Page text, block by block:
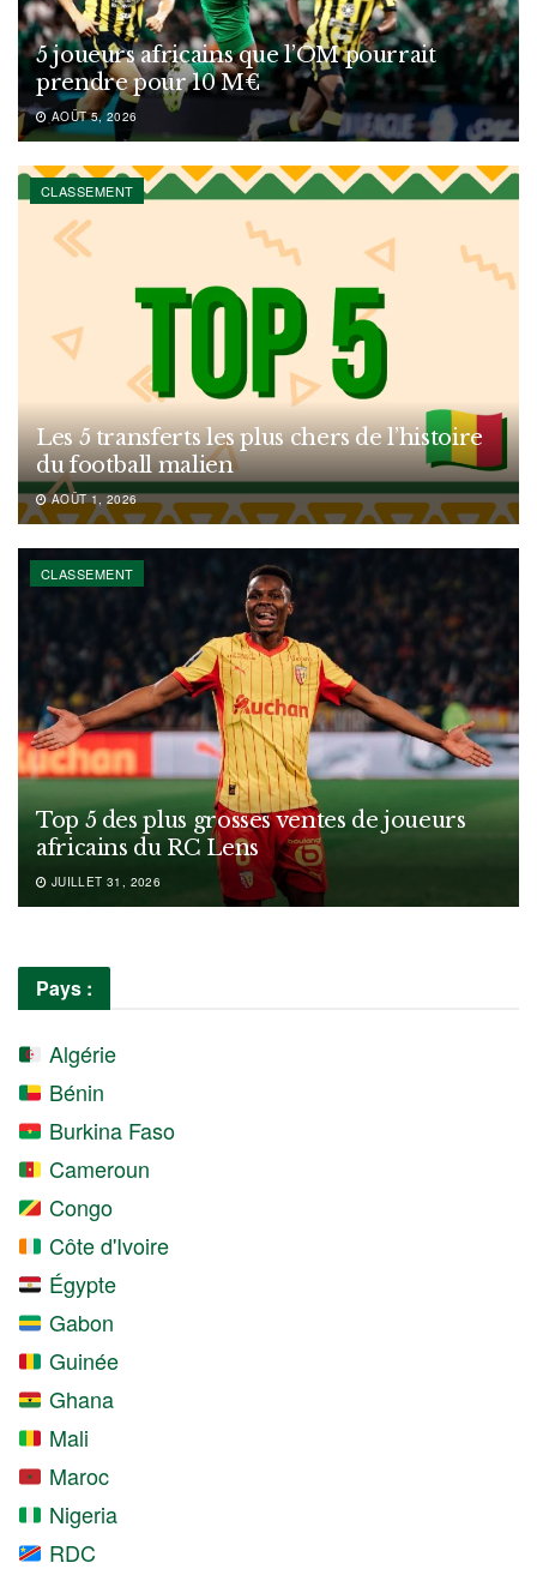
5 joueurs africains que l’OM pourrait
prendre pour 10 M€
AOÛT 5, 2026
CLASSEMENT
Les 5 transferts les plus chers de l’histoire
du football malien
AOÛT 1, 2026
CLASSEMENT
Top 5 des plus grosses ventes de joueurs
africains du RC Lens
JUILLET 31, 2026
Pays :
Algérie
Bénin
Burkina Faso
Cameroun
Congo
Côte d'Ivoire
Égypte
Gabon
Guinée
Ghana
Mali
Maroc
Nigeria
RDC